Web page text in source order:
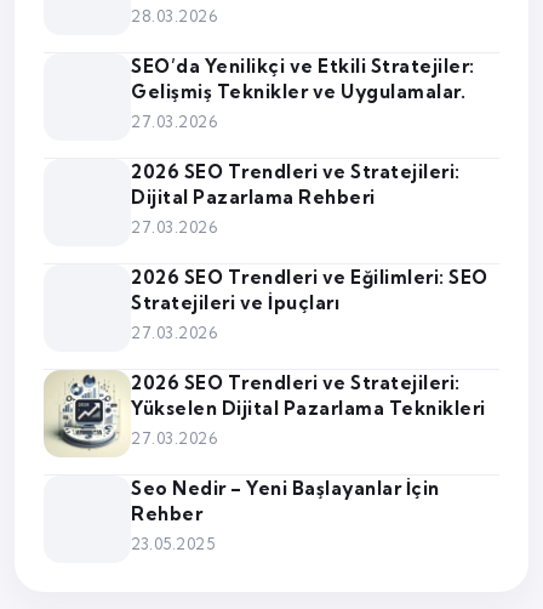
28.03.2026
SEO’da Yenilikçi ve Etkili Stratejiler:
Gelişmiş Teknikler ve Uygulamalar.
27.03.2026
2026 SEO Trendleri ve Stratejileri:
Dijital Pazarlama Rehberi
27.03.2026
2026 SEO Trendleri ve Eğilimleri: SEO
Stratejileri ve İpuçları
27.03.2026
2026 SEO Trendleri ve Stratejileri:
Yükselen Dijital Pazarlama Teknikleri
27.03.2026
Seo Nedir – Yeni Başlayanlar İçin
Rehber
23.05.2025